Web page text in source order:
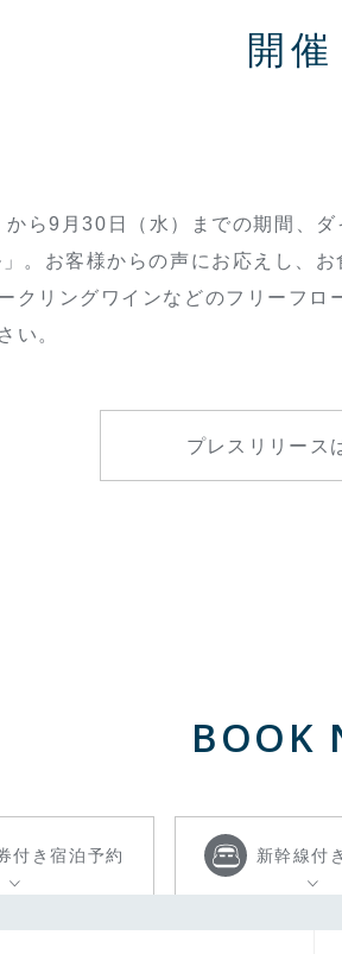
開催
ら9月30日（水）までの期間、
。お客様からの声にお応えし、
クリングワインなどのフリーフ
い。
プレスリリース
BOOK
付き宿泊予約 新幹線付